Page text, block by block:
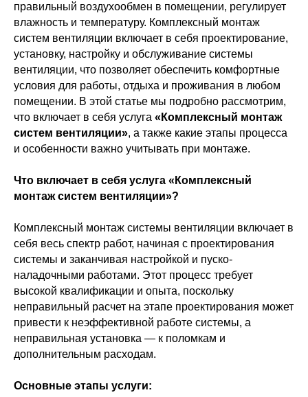
правильный воздухообмен в помещении, регулирует
влажность и температуру. Комплексный монтаж
систем вентиляции включает в себя проектирование,
установку, настройку и обслуживание системы
вентиляции, что позволяет обеспечить комфортные
условия для работы, отдыха и проживания в любом
помещении. В этой статье мы подробно рассмотрим,
что включает в себя услуга «Комплексный монтаж
систем вентиляции», а также какие этапы процесса
и особенности важно учитывать при монтаже.
Что включает в себя услуга «Комплексный
монтаж систем вентиляции»?
Комплексный монтаж системы вентиляции включает в
себя весь спектр работ, начиная с проектирования
системы и заканчивая настройкой и пуско-
наладочными работами. Этот процесс требует
высокой квалификации и опыта, поскольку
неправильный расчет на этапе проектирования может
привести к неэффективной работе системы, а
неправильная установка — к поломкам и
дополнительным расходам.
Основные этапы услуги: